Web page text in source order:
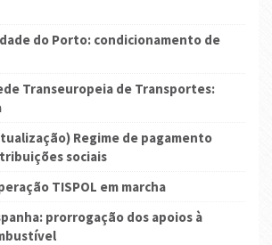
do Porto: condicionamento de
Transeuropeia de Transportes:
Regime de pagamento
sociais
TISPOL em marcha
prorrogação dos apoios à